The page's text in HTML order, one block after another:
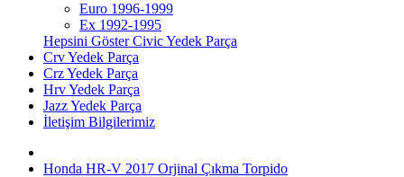
Euro 1996-1999
Ex 1992-1995
Hepsini Göster Civic Yedek Parça
Crv Yedek Parça
Crz Yedek Parça
Hrv Yedek Parça
Jazz Yedek Parça
İletişim Bilgilerimiz
Honda HR-V 2017 Orjinal Çıkma Torpido